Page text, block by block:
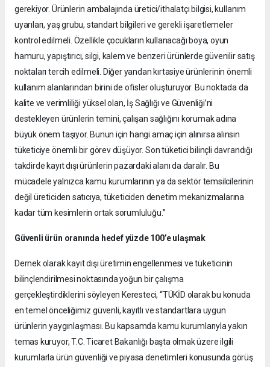
gerekiyor. Ürünlerin ambalajında üretici/ithalatçı bilgisi, kullanım
uyarıları, yaş grubu, standart bilgileri ve gerekli işaretlemeler
kontrol edilmeli. Özellikle çocukların kullanacağı boya, oyun
hamuru, yapıştırıcı, silgi, kalem ve benzeri ürünlerde güvenilir satış
noktaları tercih edilmeli. Diğer yandan kırtasiye ürünlerinin önemli
kullanım alanlarından birini de ofisler oluşturuyor. Bu noktada da
kalite ve verimliliği yüksel olan, İş Sağlığı ve Güvenliği’ni
destekleyen ürünlerin temini, çalışan sağlığını korumak adına
büyük önem taşıyor. Bunun için hangi amaç için alınırsa alınsın
tüketiciye önemli bir görev düşüyor. Son tüketici bilinçli davrandığı
takdirde kayıt dışı ürünlerin pazardaki alanı da daralır. Bu
mücadele yalnızca kamu kurumlarının ya da sektör temsilcilerinin
değil üreticiden satıcıya, tüketiciden denetim mekanizmalarına
kadar tüm kesimlerin ortak sorumluluğu.”
Güvenli ürün oranında hedef yüzde 100’e ulaşmak
Dernek olarak kayıt dışı üretimin engellenmesi ve tüketicinin
bilinçlendirilmesi noktasında yoğun bir çalışma
gerçekleştirdiklerini söyleyen Keresteci, “TÜKİD olarak bu konuda
en temel önceliğimiz güvenli, kayıtlı ve standartlara uygun
ürünlerin yaygınlaşması. Bu kapsamda kamu kurumlarıyla yakın
temas kuruyor, T.C. Ticaret Bakanlığı başta olmak üzere ilgili
kurumlarla ürün güvenliği ve piyasa denetimleri konusunda görüş